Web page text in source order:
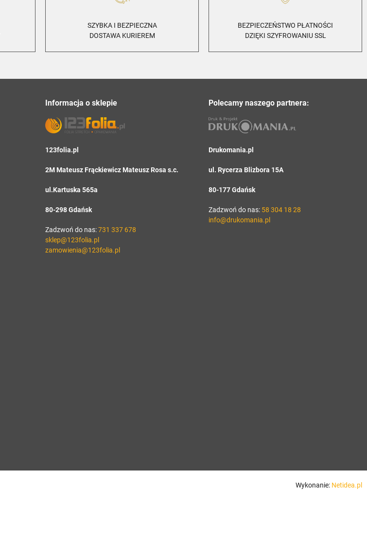
SZYBKA I BEZPIECZNA
DOSTAWA KURIEREM
BEZPIECZEŃSTWO PŁATNOŚCI
DZIĘKI SZYFROWANIU SSL
Informacja o sklepie
123folia.pl
2M Mateusz Frąckiewicz Mateusz Rosa s.c.
ul.Kartuska 565a
80-298 Gdańsk
Zadzwoń do nas:731 337 678
sklep@123folia.pl
zamowienia@123folia.pl
Polecamy naszego partnera:
Drukomania.pl
ul. Rycerza Blizbora 15A
80-177 Gdańsk
Zadzwoń do nas: 58 304 18 28
info@drukomania.pl
Wykonanie: Netidea.pl